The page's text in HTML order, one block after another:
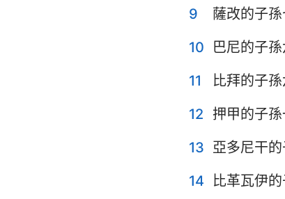
以賽亞書
耶利米哀歌
哈巴谷書
9
薩改的子孫
10
巴尼的子
11
比拜的子
12 押甲的子孫
13 亞多尼干
14
比革瓦伊